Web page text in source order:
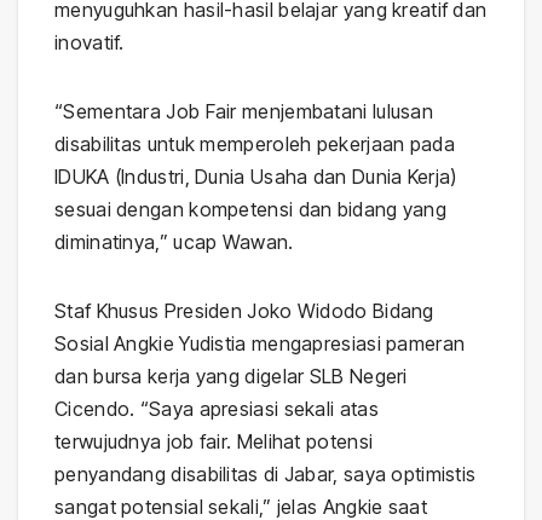
menyuguhkan hasil-hasil belajar yang kreatif dan
inovatif.
“Sementara Job Fair menjembatani lulusan
disabilitas untuk memperoleh pekerjaan pada
IDUKA (Industri, Dunia Usaha dan Dunia Kerja)
sesuai dengan kompetensi dan bidang yang
diminatinya,” ucap Wawan.
Staf Khusus Presiden Joko Widodo Bidang
Sosial Angkie Yudistia mengapresiasi pameran
dan bursa kerja yang digelar SLB Negeri
Cicendo. “Saya apresiasi sekali atas
terwujudnya job fair. Melihat potensi
penyandang disabilitas di Jabar, saya optimistis
sangat potensial sekali,” jelas Angkie saat